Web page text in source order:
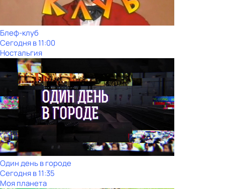
Блеф-клуб
Сегодня в 11:00
Ностальгия
Один день в городе
Сегодня в 11:35
Моя планета